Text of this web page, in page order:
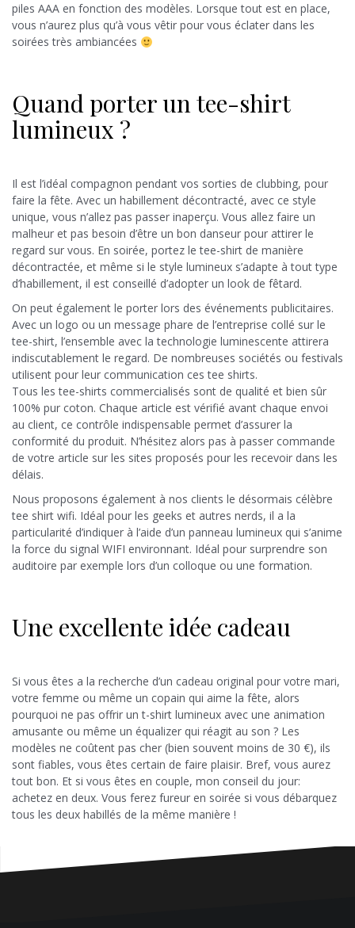
piles AAA en fonction des modèles. Lorsque tout est en place,
vous n’aurez plus qu’à vous vêtir pour vous éclater dans les
soirées très ambiancées
Quand porter un tee-shirt
lumineux ?
Il est l’idéal compagnon pendant vos sorties de clubbing, pour
faire la fête. Avec un habillement décontracté, avec ce style
unique, vous n’allez pas passer inaperçu. Vous allez faire un
malheur et pas besoin d’être un bon danseur pour attirer le
regard sur vous. En soirée, portez le tee-shirt de manière
décontractée, et même si le style lumineux s’adapte à tout type
d’habillement, il est conseillé d’adopter un look de fêtard.
On peut également le porter lors des événements publicitaires.
Avec un logo ou un message phare de l’entreprise collé sur le
tee-shirt, l’ensemble avec la technologie luminescente attirera
indiscutablement le regard. De nombreuses sociétés ou festivals
utilisent pour leur communication ces tee shirts.
Tous les tee-shirts commercialisés sont de qualité et bien sûr
100% pur coton. Chaque article est vérifié avant chaque envoi
au client, ce contrôle indispensable permet d’assurer la
conformité du produit. N’hésitez alors pas à passer commande
de votre article sur les sites proposés pour les recevoir dans les
délais.
Nous proposons également à nos clients le désormais célèbre
tee shirt wifi. Idéal pour les geeks et autres nerds, il a la
particularité d’indiquer à l’aide d’un panneau lumineux qui s’anime
la force du signal WIFI environnant. Idéal pour surprendre son
auditoire par exemple lors d’un colloque ou une formation.
Une excellente idée cadeau
Si vous êtes a la recherche d’un cadeau original pour votre mari,
votre femme ou même un copain qui aime la fête, alors
pourquoi ne pas offrir un t-shirt lumineux avec une animation
amusante ou même un équalizer qui réagit au son ? Les
modèles ne coûtent pas cher (bien souvent moins de 30 €), ils
sont fiables, vous êtes certain de faire plaisir. Bref, vous aurez
tout bon. Et si vous êtes en couple, mon conseil du jour:
achetez en deux. Vous ferez fureur en soirée si vous débarquez
tous les deux habillés de la même manière !